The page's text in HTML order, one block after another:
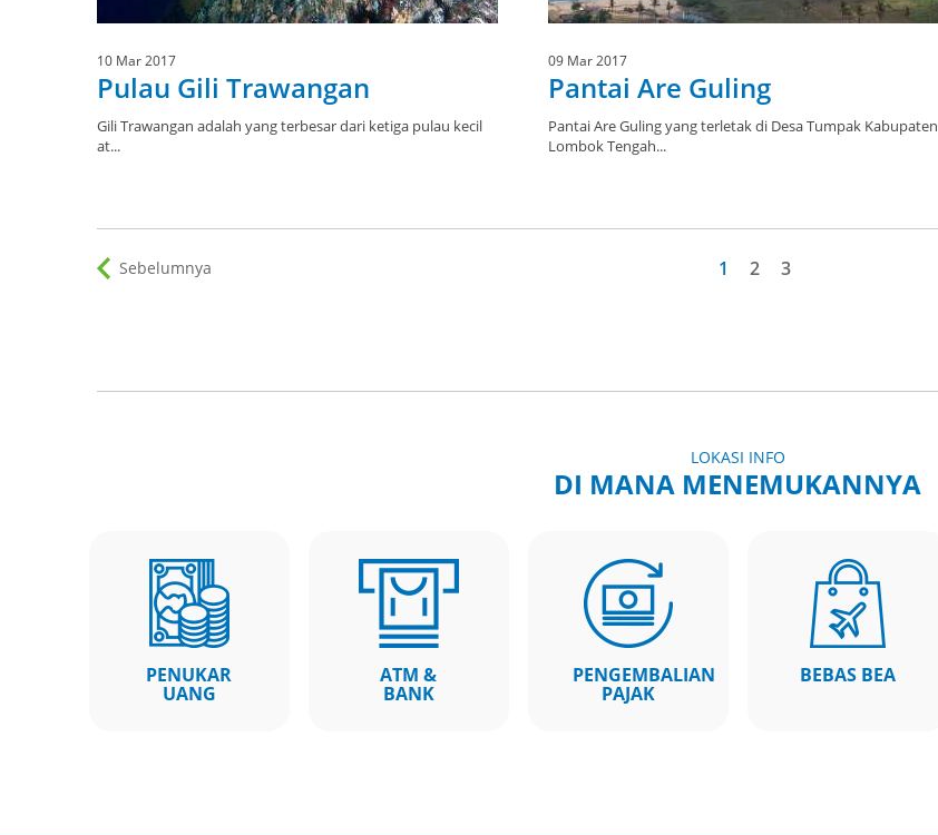
10 Mar 2017
Pulau Gili Trawangan
Gili Trawangan adalah yang terbesar dari ketiga pulau kecil
at...
09 Mar 2017
Pantai Are Guling
Pantai Are Guling yang terletak di Desa Tumpak Kabupaten
Lombok Tengah...
Sebelumnya 1 2 3
LOKASI INFO
DI MANA MENEMUKANNYA
PENUKAR
UANG
ATM &
BANK
PENGEMBALIAN
PAJAK
BEBAS BEA